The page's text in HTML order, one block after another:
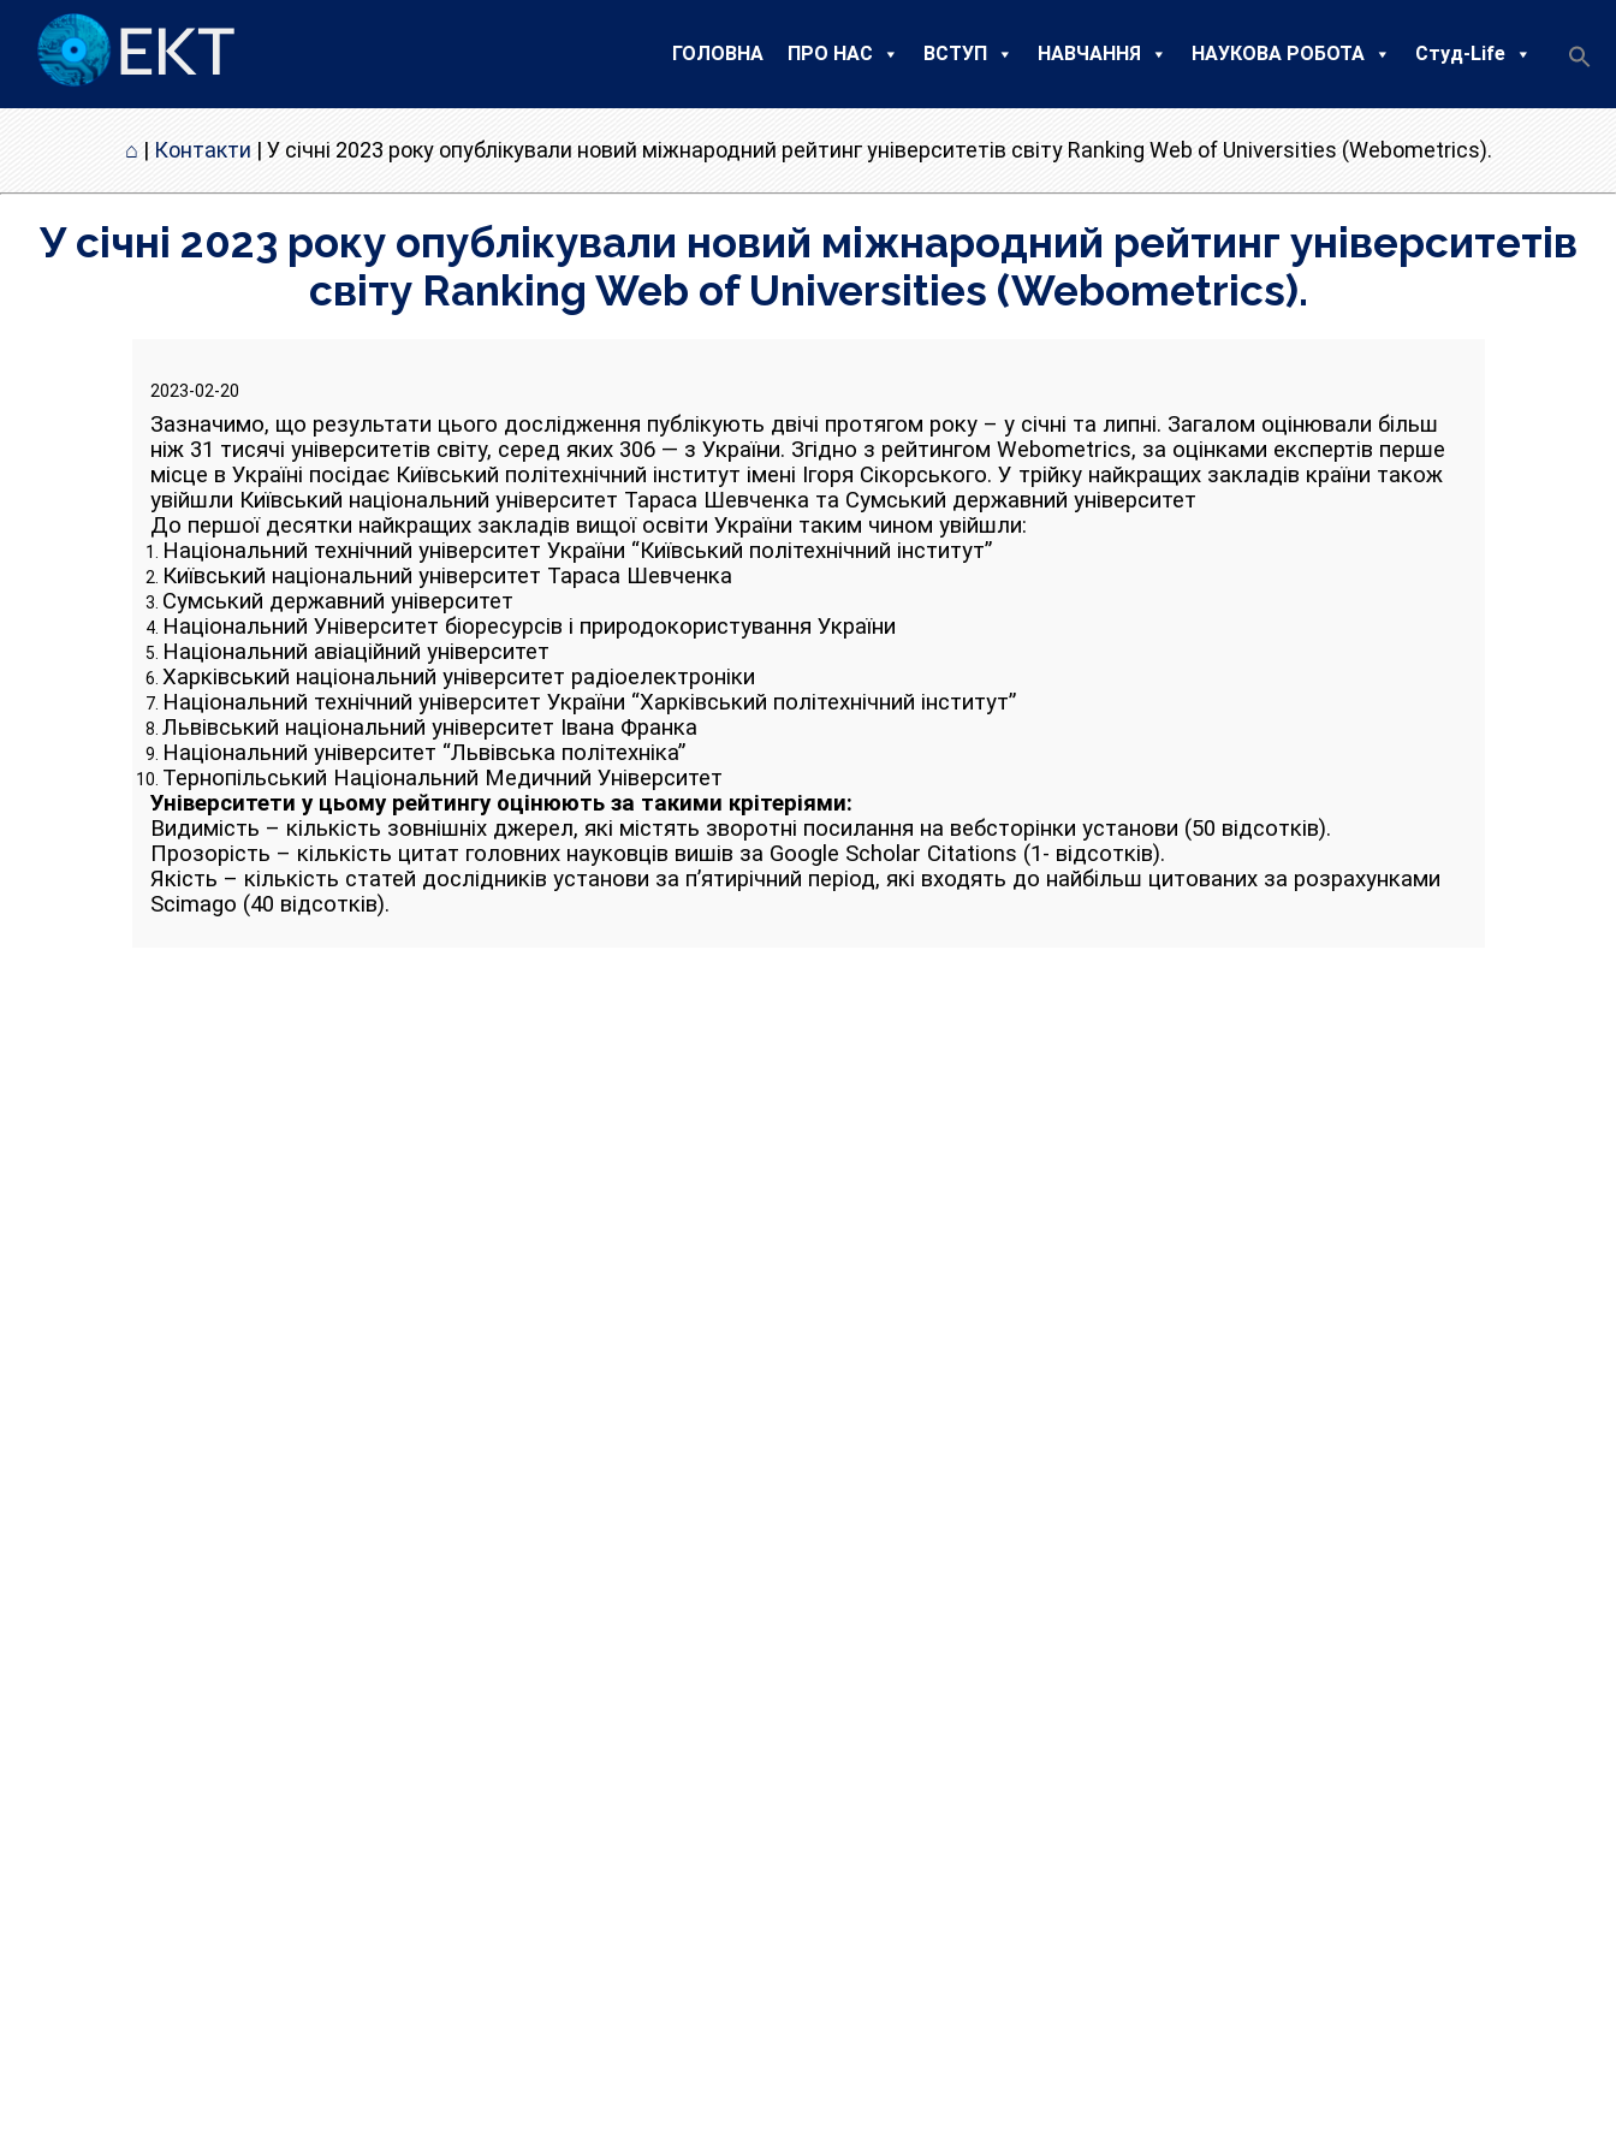
ГОЛОВНА ПРО НАС ВСТУП НАВЧАННЯ НАУКОВА РОБОТА Студ-Life
⌂ | Контакти | У січні 2023 року опублікували новий міжнародний рейтинг університетів світу Ranking Web of Universities (Webometrics).
У січні 2023 року опублікували новий міжнародний рейтинг університетів
світу Ranking Web of Universities (Webometrics).
2023-02-20
Зазначимо, що результати цього дослідження публікують двічі протягом року – у січні та липні. Загалом оцінювали більш
ніж 31 тисячі університетів світу, серед яких 306 — з України. Згідно з рейтингом Webometrics, за оцінками експертів перше
місце в Україні посідає Київський політехнічний інститут імені Ігоря Сікорського. У трійку найкращих закладів країни також
увійшли Київський національний університет Тараса Шевченка та Сумський державний університет
До першої десятки найкращих закладів вищої освіти України таким чином увійшли:
Національний технічний університет України “Київський політехнічний інститут”
Київський національний університет Тараса Шевченка
Сумський державний університет
Національний Університет біоресурсів і природокористування України
Національний авіаційний університет
Харківський національний університет радіоелектроніки
Національний технічний університет України “Харківський політехнічний інститут”
Львівський національний університет Івана Франка
Національний університет “Львівська політехніка”
Тернопiльський Національний Медичний Університет
Університети у цьому рейтингу оцінюють за такими крітеріями:
Видимість – кількість зовнішніх джерел, які містять зворотні посилання на вебсторінки установи (50 відсотків).
Прозорість – кількість цитат головних науковців вишів за Google Scholar Citations (1- відсотків).
Якість – кількість статей дослідників установи за п’ятирічний період, які входять до найбільш цитованих за розрахунками
Scimago (40 відсотків).